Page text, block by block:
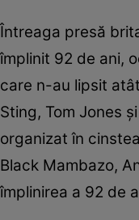
Întreaga presă
împlinit 92 de ani,
care n-au lipsit
Sting, Tom Jones
organizat în
Black Mambazo,
împlinirea a 92 de